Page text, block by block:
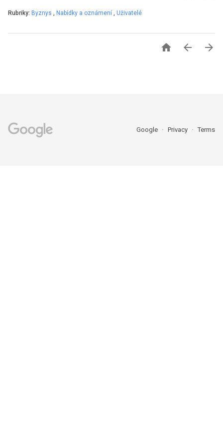
Rubriky: Byznys , Nabídky a oznámení , Uživatelé
  
Google Privacy Terms